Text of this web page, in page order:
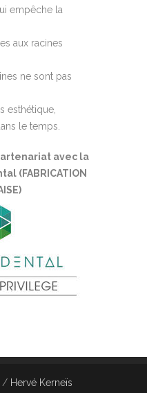
empêche la
aux racines
ne sont pas
esthétique,
le temps.
avec la
(FABRICATION
/ Hervé Kerneïs